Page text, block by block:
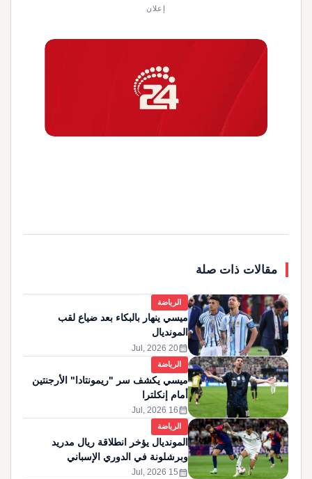
إعلان
مقالات ذات صلة
الرياضة
ميسي ينهار بالبكاء بعد ضياع لقب
المونديال
calendar_month
20 Jul, 2026
الرياضة
ميسي يكشف سر "ريمونتادا" الأرجنتين
أمام إنكلترا
calendar_month
16 Jul, 2026
الرياضة
المونديال يؤخر انطلاقة ريال مدريد
وبرشلونة في الدوري الإسباني
calendar_month
15 Jul, 2026